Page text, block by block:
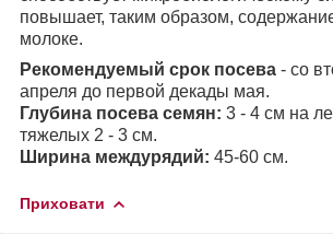
повышает, таким образом,
молоке.
Рекомендуемый срок посева - со
апреля до первой декады мая.
Глубина посева семян: 3 - 4 см на
тяжелых 2 - 3 см.
Ширина междурядий: 45-60 см.
Приховати